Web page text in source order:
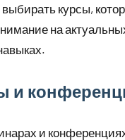
курсы,
на
и
и